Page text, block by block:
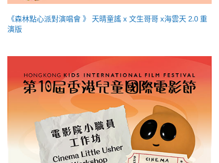
《森林點心派對演唱會 》 天晴童謠 x 文生哥哥 x海雲天 2.0 重
演版